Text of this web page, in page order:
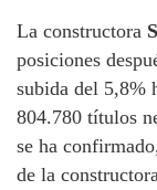
La constructora
posiciones
subida del 5,8%
804.780 títulos
se ha
de la